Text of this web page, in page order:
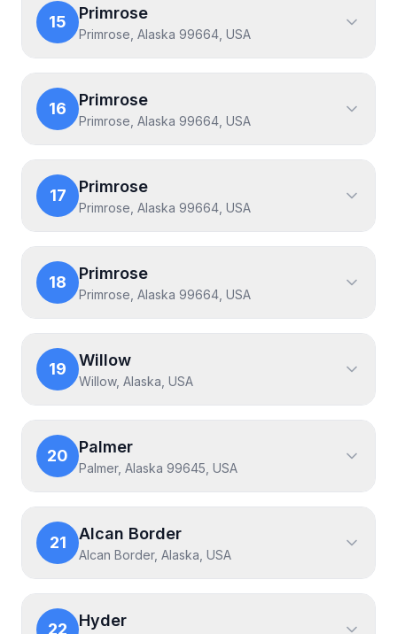
15 Primrose
Primrose, Alaska 99664, USA
16 Primrose
Primrose, Alaska 99664, USA
17 Primrose
Primrose, Alaska 99664, USA
18 Primrose
Primrose, Alaska 99664, USA
19 Willow
Willow, Alaska, USA
20 Palmer
Palmer, Alaska 99645, USA
21 Alcan Border
Alcan Border, Alaska, USA
22 Hyder